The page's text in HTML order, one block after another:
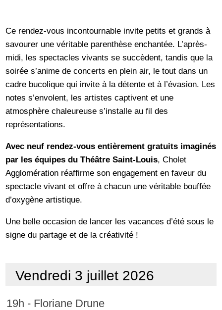
Ce rendez-vous incontournable invite petits et grands à
savourer une véritable parenthèse enchantée. L’après-
midi, les spectacles vivants se succèdent, tandis que la
soirée s’anime de concerts en plein air, le tout dans un
cadre bucolique qui invite à la détente et à l’évasion. Les
notes s’envolent, les artistes captivent et une
atmosphère chaleureuse s’installe au fil des
représentations.
Avec neuf rendez-vous entièrement gratuits imaginés
par les équipes du Théâtre Saint-Louis, Cholet
Agglomération réaffirme son engagement en faveur du
spectacle vivant et offre à chacun une véritable bouffée
d’oxygène artistique.
Une belle occasion de lancer les vacances d’été sous le
signe du partage et de la créativité !
Vendredi 3 juillet 2026
19h - Floriane Drune